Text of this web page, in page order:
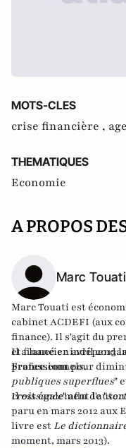
MOTS-CLES
crise financière ,
THEMATIQUES
Economie
A PROPOS
Marc Touati
Marc Touati est
cabinetACDEFI (aux
finance). Il s'agit du
et financier
professionnels.
Il a lancé en avril 2013
France.compour
publiques superflues"
croissance" afin de "
Il est également
paru en mars 2012 aux
livre est Le
moment, mars 2013).